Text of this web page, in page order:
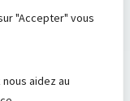
"Accepter" vous
aidez au